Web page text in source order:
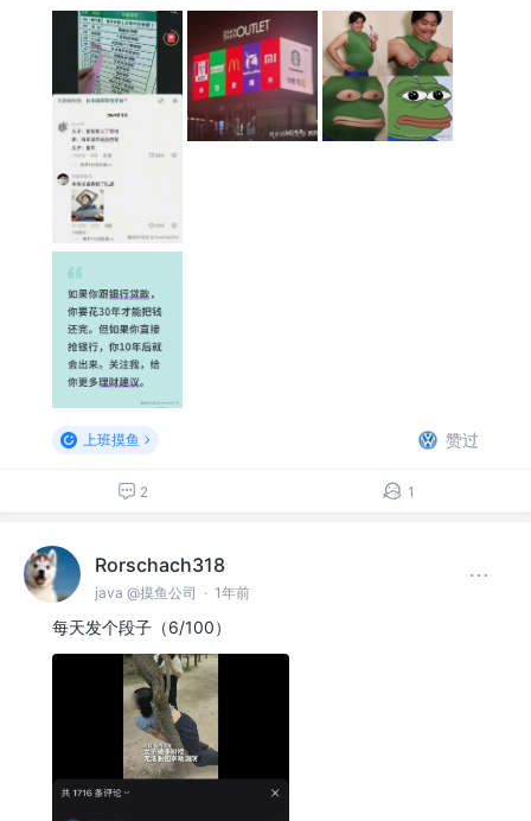
上班摸鱼 赞过
2 1
Rorschach318
java @摸鱼公司 · 1年前
每天发个段子（6/100）